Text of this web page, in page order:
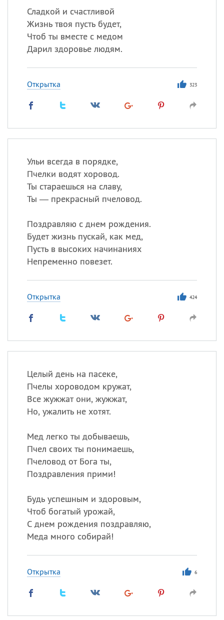
Сладкой и счастливой
Жизнь твоя пусть будет,
Чтоб ты вместе с медом
Дарил здоровье людям.
Открытка 323
Ульи всегда в порядке,
Пчелки водят хоровод.
Ты стараешься на славу,
Ты — прекрасный пчеловод.
Поздравляю с днем рождения.
Будет жизнь пускай, как мед,
Пусть в высоких начинаниях
Непременно повезет.
Открытка 424
Целый день на пасеке,
Пчелы хороводом кружат,
Все жужжат они, жужжат,
Но, ужалить не хотят.
Мед легко ты добываешь,
Пчел своих ты понимаешь,
Пчеловод от Бога ты,
Поздравления прими!
Будь успешным и здоровым,
Чтоб богатый урожай,
С днем рождения поздравляю,
Меда много собирай!
Открытка 6